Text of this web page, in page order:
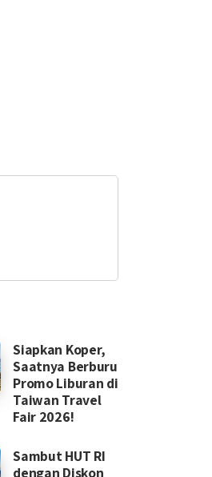
Siapkan Koper,
Saatnya Berburu
Promo Liburan di
Taiwan Travel
Fair 2026!
Sambut HUT RI
dengan Diskon